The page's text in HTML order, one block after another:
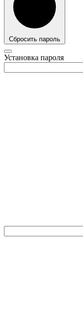
Сбросить пароль
Установка пароля